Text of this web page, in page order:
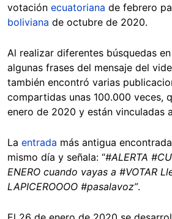
votación ecuatoriana de febrero
boliviana de octubre de 2020.
Al realizar diferentes búsquedas
algunas frases del mensaje del
también encontró varias
compartidas unas 100.000 veces,
enero de 2020 y están vinculadas
La entrada más antigua
mismo día y señala: “#ALERTA
ENERO cuando vayas a #VOTAR
LAPICEROOOO #pasalavoz”.